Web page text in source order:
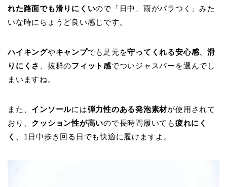
れた路面でも滑りにくいので「日中、雨がパラつく」みた
いな時にちょうど良い感じです。
ハイキングやキャンプでも足元を守ってくれる安心感、滑
りにくさ 、抜群のフィット感でついジャスパーを選んでし
まいますね。
また、 インソールには弾力性のある発泡素材が使用されて
おり、 クッション性が高いので長時間履いても疲れにく
く 、1日中歩き回る日でも快適に履けますよ。